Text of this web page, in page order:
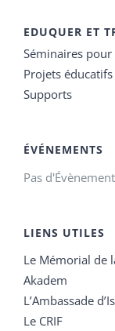
EDUQUER ET
Séminaires
Projets éducatifs
Supports
ÉVÉNEMENTS
Pas
LIENS UTILES
Le Mémorial de
Akadem
L’Ambassade
Le CRIF